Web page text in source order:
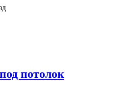
потолок